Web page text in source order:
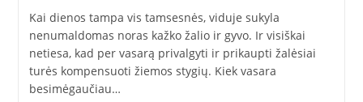
Kai dienos tampa vis tamsesnės, viduje sukyla
nenumaldomas noras kažko žalio ir gyvo. Ir visiškai
netiesa, kad per vasarą privalgyti ir prikaupti žalėsiai
turės kompensuoti žiemos stygių. Kiek vasara
besimėgaučiau…